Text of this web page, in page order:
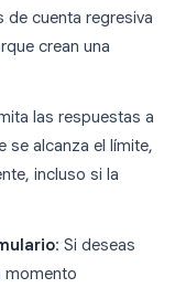
cuenta regresiva
crean una
las respuestas a
se alcanza el límite,
incluso si la
: Si deseas
momento